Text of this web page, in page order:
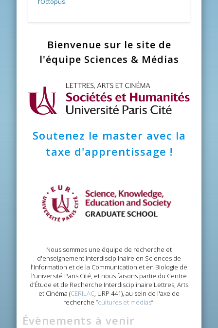
Bienvenue sur le site de
l'équipe Sciences & Médias
Soutenez le master avec la
taxe d'apprentissage !
Nous sommes une équipe de recherche et
d'enseignement interdisciplinaire en Sciences de
l'Information et de la Communication et en Biologie de
l'université Paris Cité, et nous faisons partie du Centre
d’Étude et de Recherche Interdisciplinaire Lettres, Arts
et Cinéma (CERILAC , URP 441), au sein de l'axe de
recherche “cultures et médias”.
Évènements à venir